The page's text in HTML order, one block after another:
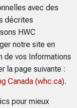
avec des
décrites
HWC
notre site en
de vos Informations
la page suivante :
Canada (whc.ca).
pour mieux